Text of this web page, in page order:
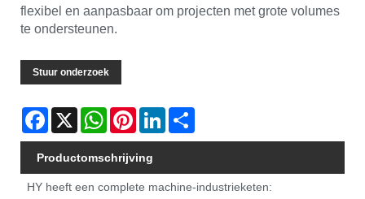
flexibel en aanpasbaar om projecten met grote volumes
te ondersteunen.
Stuur onderzoek
Facebook
X WhatsAppPinterestLinkedIn
Productomschrijving
HY heeft een complete machine-industrieketen: